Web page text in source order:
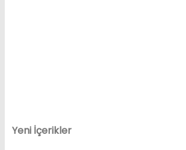
Yeni İçerikler